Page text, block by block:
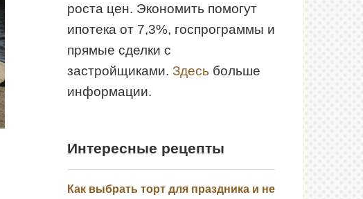
роста цен. Экономить помогут
ипотека от 7,3%, госпрограммы и
прямые сделки с
застройщиками. Здесь больше
информации.
Интересные рецепты
Как выбрать торт для праздника и не